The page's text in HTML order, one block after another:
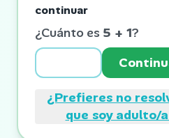
continuar
¿Cuánto es 5 + 1?
¿Prefieres no
que soy adulto/